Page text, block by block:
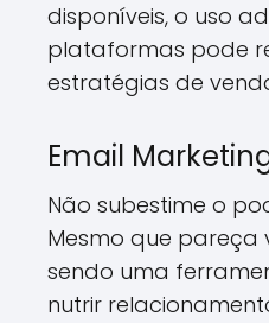
disponíveis, o uso
plataformas pode
estratégias de
Email
Não subestime o
Mesmo que pareça
sendo uma
nutrir